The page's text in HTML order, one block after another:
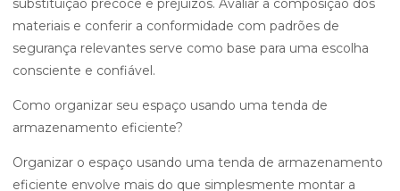
substituição precoce e prejuízos. Avaliar a composição dos
materiais e conferir a conformidade com padrões de
segurança relevantes serve como base para uma escolha
consciente e confiável.
Como organizar seu espaço usando uma tenda de
armazenamento eficiente?
Organizar o espaço usando uma tenda de armazenamento
eficiente envolve mais do que simplesmente montar a